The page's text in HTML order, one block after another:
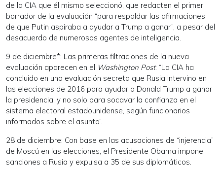
de la CIA que él mismo seleccionó, que redacten el primer
borrador de la evaluación “para respaldar las afirmaciones
de que Putin aspiraba a ayudar a Trump a ganar”, a pesar del
desacuerdo de numerosos agentes de inteligencia.
9 de diciembre*: Las primeras filtraciones de la nueva
evaluación aparecen en el Washington Post: “La CIA ha
concluido en una evaluación secreta que Rusia intervino en
las elecciones de 2016 para ayudar a Donald Trump a ganar
la presidencia, y no solo para socavar la confianza en el
sistema electoral estadounidense, según funcionarios
informados sobre el asunto”.
28 de diciembre: Con base en las acusaciones de “injerencia”
de Moscú en las elecciones, el Presidente Obama impone
sanciones a Rusia y expulsa a 35 de sus diplomáticos.